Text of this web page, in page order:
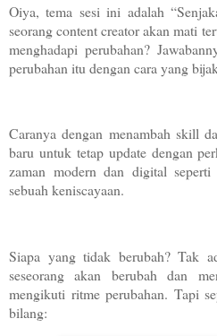
Oiya, tema sesi ini adalah
seorang content creator akan mati
menghadapi perubahan?
perubahan itu dengan cara yang
Caranya dengan menambah skill
baru untuk tetap update dengan
zaman modern dan digital
sebuah keniscayaan.
Siapa yang tidak berubah? Tak
seseorang akan berubah dan
mengikuti ritme perubahan. Tapi
bilang: